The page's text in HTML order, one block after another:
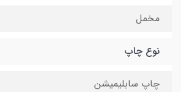
مخمل
نوع چاپ
چاپ سابلیمیشن